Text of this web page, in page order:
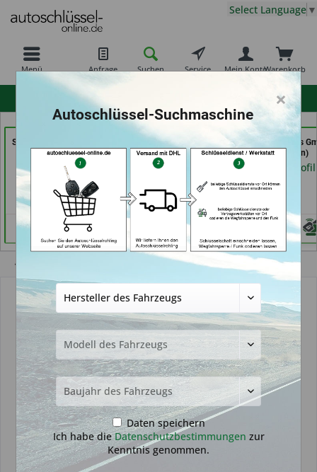
Menü Anfrage Suchen Service Warenkorb
Mein Konto
Select Language ▼
Schlüssel- u. DL Service
(in Dresden)
Händlerprofil
Tayfun 2.0 GmbH (in
Fürth)
Händlerprofil
GSB Produktions
(in Pfäffikon)
Händlerprofil
×
Autoschlüssel-Suchmaschine
Daten speichern
Ich habe dieDatenschutzbestimmungen zur
Kenntnis genommen.